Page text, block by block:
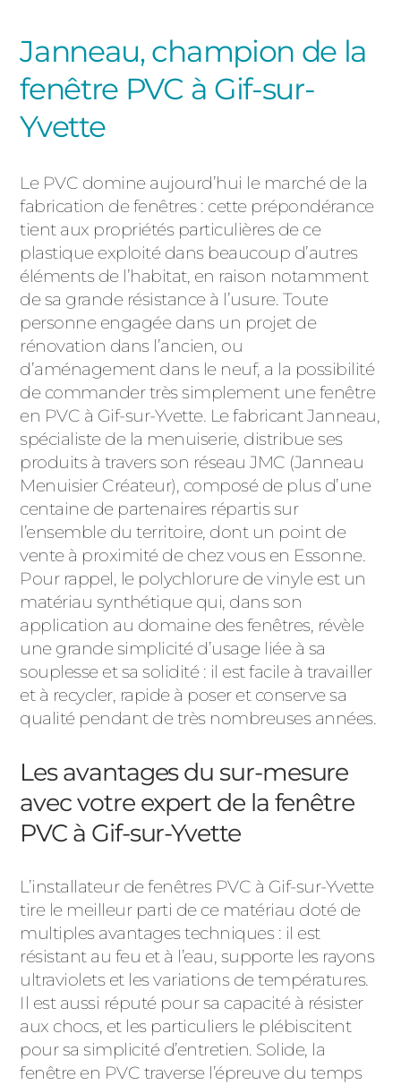
Janneau, champion de la
fenêtre PVC à Gif-sur-
Yvette
Le PVC domine aujourd’hui le marché de la
fabrication de fenêtres : cette prépondérance
tient aux propriétés particulières de ce
plastique exploité dans beaucoup d’autres
éléments de l’habitat, en raison notamment
de sa grande résistance à l’usure. Toute
personne engagée dans un projet de
rénovation dans l’ancien, ou
d’aménagement dans le neuf, a la possibilité
de commander très simplement une fenêtre
en PVC à Gif-sur-Yvette. Le fabricant Janneau,
spécialiste de la menuiserie, distribue ses
produits à travers son réseau JMC (Janneau
Menuisier Créateur), composé de plus d’une
centaine de partenaires répartis sur
l’ensemble du territoire, dont un point de
vente à proximité de chez vous en Essonne.
Pour rappel, le polychlorure de vinyle est un
matériau synthétique qui, dans son
application au domaine des fenêtres, révèle
une grande simplicité d’usage liée à sa
souplesse et sa solidité : il est facile à travailler
et à recycler, rapide à poser et conserve sa
qualité pendant de très nombreuses années.
Les avantages du sur-mesure
avec votre expert de la fenêtre
PVC à Gif-sur-Yvette
L’installateur de fenêtres PVC à Gif-sur-Yvette
tire le meilleur parti de ce matériau doté de
multiples avantages techniques : il est
résistant au feu et à l’eau, supporte les rayons
ultraviolets et les variations de températures.
Il est aussi réputé pour sa capacité à résister
aux chocs, et les particuliers le plébiscitent
pour sa simplicité d’entretien. Solide, la
fenêtre en PVC traverse l’épreuve du temps
ALUMINIUM
ACIER